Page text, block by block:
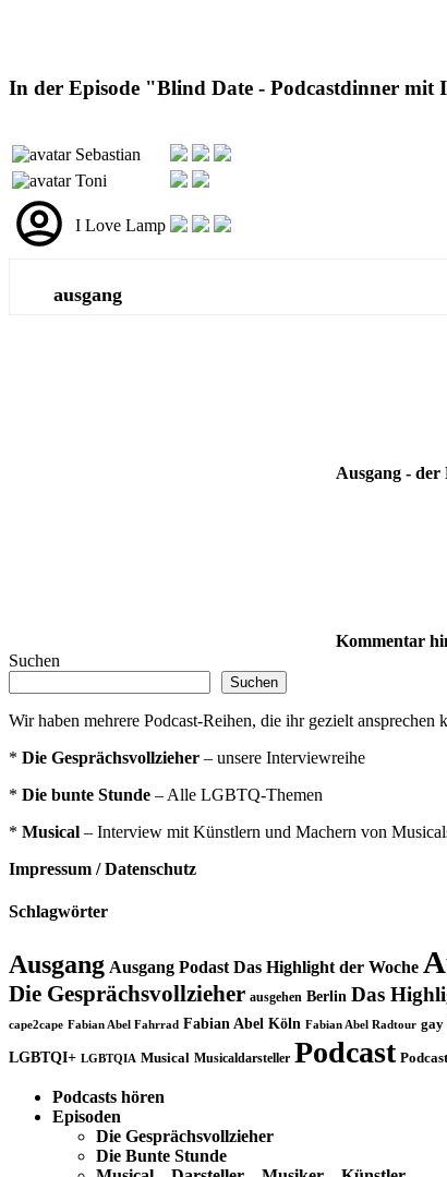
In der Episode "Blind Date - Podcastdinner
Sebastian
Toni
I Love Lamp
ausgang
Ausgang - der
Kommentar
Suchen
Suchen
Wir haben mehrere Podcast-Reihen, die ihr gezielt ansprechen
* Die Gesprächsvollzieher – unsere Interviewreihe
* Die bunte Stunde – Alle LGBTQ-Themen
* Musical – Interview mit Künstlern und Machern von
Impressum / Datenschutz
Schlagwörter
Ausgang Ausgang Podast Das Highlight der Woche
Die Gesprächsvollzieher ausgehen Berlin Das
cape2cape Fabian Abel Fahrrad Fabian Abel Köln Fabian Abel Radtour gay
LGBTQI+ LGBTQIA Musical Musicaldarsteller Podcast
Podcasts hören
Episoden
Die Gesprächsvollzieher
Die Bunte Stunde